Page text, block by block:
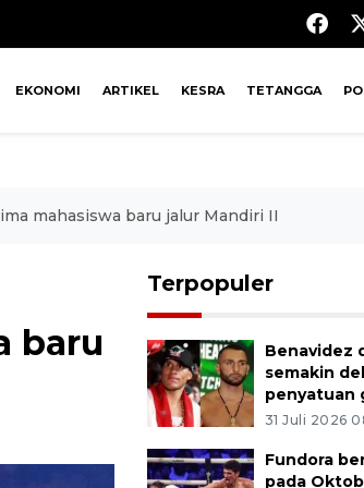
EKONOMI ARTIKEL KESRA TETANGGA
mahasiswa baru jalur Mandiri II
baru
Terpopuler
Benavidez
semakin
penyatuan
31 Juli 2026
Fundora
pada